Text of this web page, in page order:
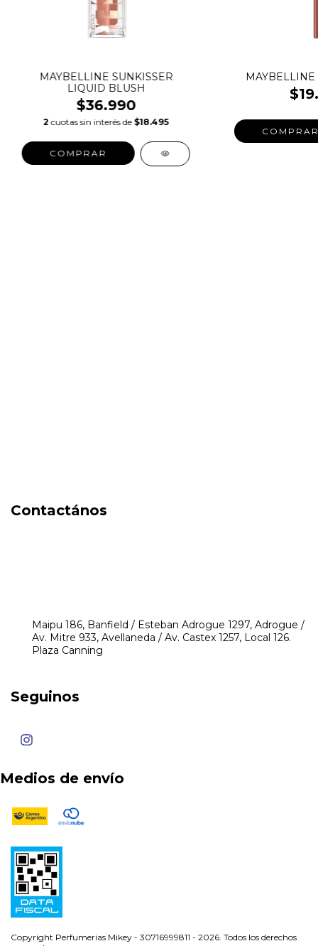
MAYBELLINE SUNKISSER
LIQUID BLUSH
$36.990
2 cuotas sin interés de $18.495
COMPRAR
Contactános
Maipu 186, Banfield / Esteban Adrogue 1297, Adrogue /
Av. Mitre 933, Avellaneda / Av. Castex 1257, Local 126.
Plaza Canning
Seguinos
Medios de envío
Copyright Perfumerias Mikey - 30716999811 - 2026. Todos los derechos